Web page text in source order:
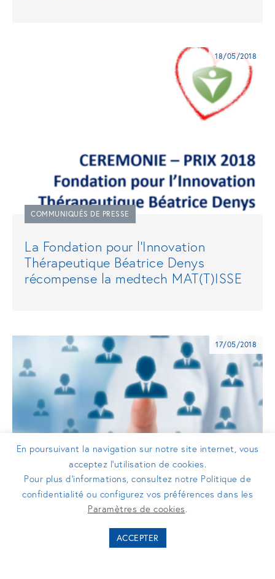
18/05/2018
COMMUNIQUÉS DE PRESSE
La Fondation pour l’Innovation
Thérapeutique Béatrice Denys
récompense la medtech MAT(T)ISSE
17/05/2018
COMMUNIQUÉS DE PRESSE
Turenne Capital renforce ses équipes
pour accompagner son
En poursuivant la navigation sur notre site internet, vous
acceptez l’utilisation de cookies.
Pour plus d’informations, consultez notre Politique de
confidentialité ou configurez vos préférences dans les
Paramètres de cookies.
ACCEPTER